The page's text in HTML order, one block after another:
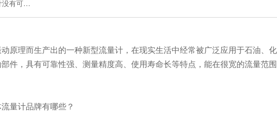
没有可…
原理而生产出的一种新型流量计，在现实生活中经常被广泛应用于石油、
件，具有可靠性强、测量精度高、使用寿命长等特点，能在很宽的流量范
量计品牌有哪些？